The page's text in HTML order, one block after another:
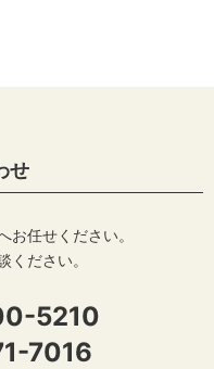
せ
任せください。
ください。
5210
7016